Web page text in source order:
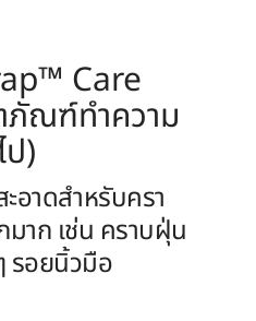
Care
ณฑ์ทำความ
)
าดสำหรับครา
าก เช่น คราบฝุ่น
รอยนิ้วมือ